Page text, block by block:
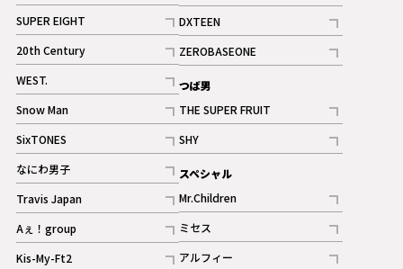
記事
SUPER EIGHT
記事
20th Century
記事
WEST.
記事
Snow Man
記事
ギャラリー
SixTONES
記事
ギャラリー
なにわ男子
記事
Travis Japan
記事
Aぇ！group
記事
Kis-My-Ft2
記事
ギャラリー
DXTEEN
記事
ギャラリー
ZEROBASEONE
記事
つば男
THE SUPER FRUIT
記事
SHY
記事
スペシャル
Mr.Children
記事
ミセス
記事
アルフィー